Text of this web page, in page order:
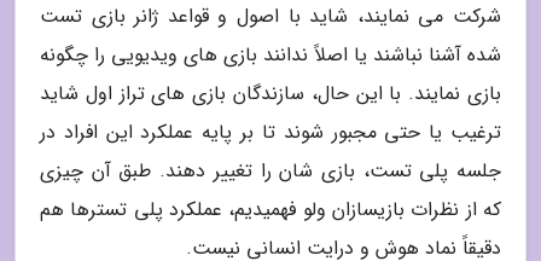
شرکت می نمایند، شاید با اصول و قواعد ژانر بازی تست
شده آشنا نباشند یا اصلاً ندانند بازی های ویدیویی را چگونه
بازی نمایند. با این حال، سازندگان بازی های تراز اول شاید
ترغیب یا حتی مجبور شوند تا بر پایه عملکرد این افراد در
جلسه پلی تست، بازی شان را تغییر دهند. طبق آن چیزی
که از نظرات بازیسازان ولو فهمیدیم، عملکرد پلی تسترها هم
دقیقاً نماد هوش و درایت انسانی نیست.